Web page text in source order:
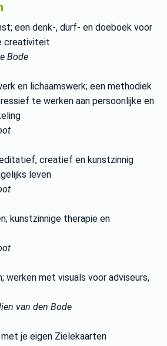
een denk-, durf- en doeboek voor
creativiteit
Bode
en lichaamswerk; een methodiek
te werken aan persoonlijke en
creatief en kunstzinnig
leven
kunstzinnige therapie en
werken met visuals voor adviseurs,
van den Bode
je eigen Zielekaarten